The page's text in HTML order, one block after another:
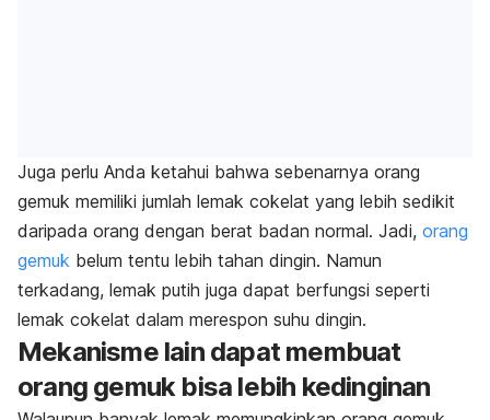
Juga perlu Anda ketahui bahwa sebenarnya orang
gemuk memiliki jumlah lemak cokelat yang lebih sedikit
daripada orang dengan berat badan normal. Jadi, orang
gemuk belum tentu lebih tahan dingin. Namun
terkadang, lemak putih juga dapat berfungsi seperti
lemak cokelat dalam merespon suhu dingin.
Mekanisme lain dapat membuat
orang gemuk bisa lebih kedinginan